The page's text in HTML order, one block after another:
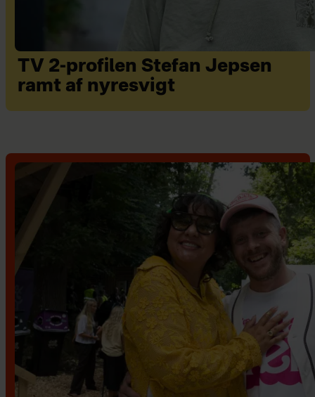
TV 2-profilen Stefan Jepsen
ramt af nyresvigt